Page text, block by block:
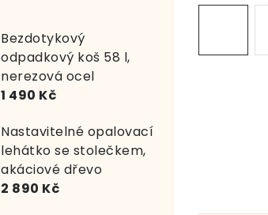
Bezdotykový
odpadkový koš 58 l,
nerezová ocel
1 490 Kč
Nastavitelné opalovací
lehátko se stolečkem,
akáciové dřevo
2 890 Kč